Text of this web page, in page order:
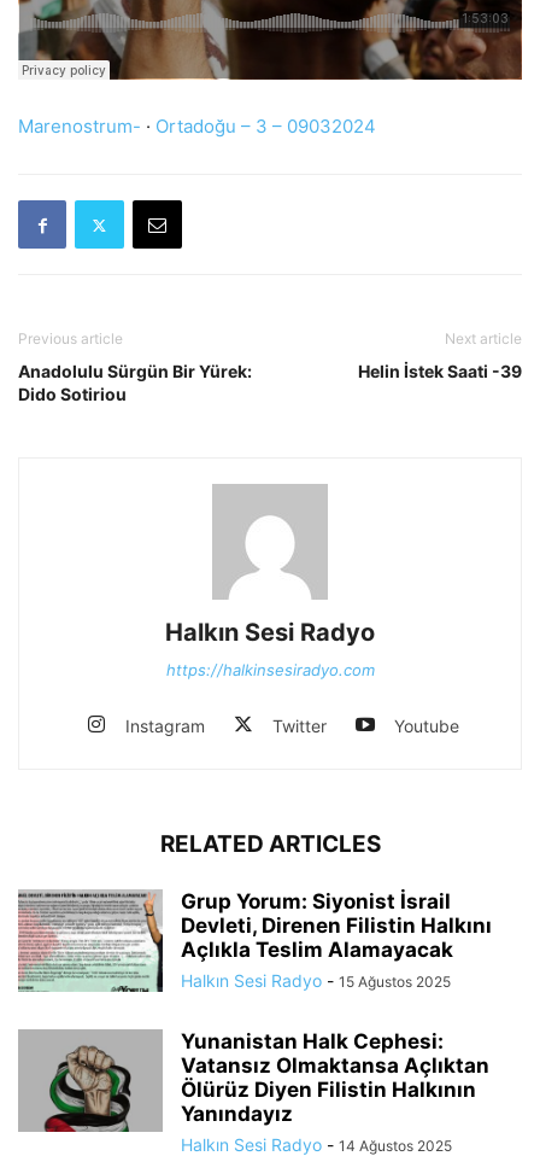
Marenostrum- · Ortadoğu – 3 – 09032024
Previous article
Anadolulu Sürgün Bir Yürek:
Dido Sotiriou
Next article
Helin İstek Saati -39
Halkın Sesi Radyo
https://halkinsesiradyo.com
Instagram Twitter Youtube
RELATED ARTICLES
Grup Yorum: Siyonist İsrail
Devleti, Direnen Filistin Halkını
Açlıkla Teslim Alamayacak
Halkın Sesi Radyo - 15 Ağustos 2025
Yunanistan Halk Cephesi:
Vatansız Olmaktansa Açlıktan
Ölürüz Diyen Filistin Halkının
Yanındayız
Halkın Sesi Radyo - 14 Ağustos 2025